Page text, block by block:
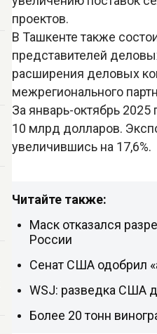
проектов.
В Ташкенте также
представителей
расширения деловых
межрегионального
За январь-октябрь
10 млрд долларов.
увеличившись на 17,6%.
Читайте также:
Маск отказался
России
Сенат США одобрил
WSJ: разведка США
Более 20 тонн